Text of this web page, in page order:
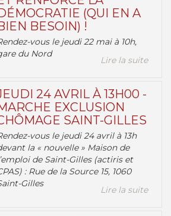
(QUI EN A
BESOIN) !
vous le jeudi 22 mai à 10h,
du Nord
Lire la suite
24 AVRIL À 13H00 -
EXCLUSION
SAINT-GILLES
vous le jeudi 24 avril à 13h
la « nouvelle » Maison de
de Saint-Gilles (actiris et
: Rue de la Source 15, 1060
Gilles
Lire la suite